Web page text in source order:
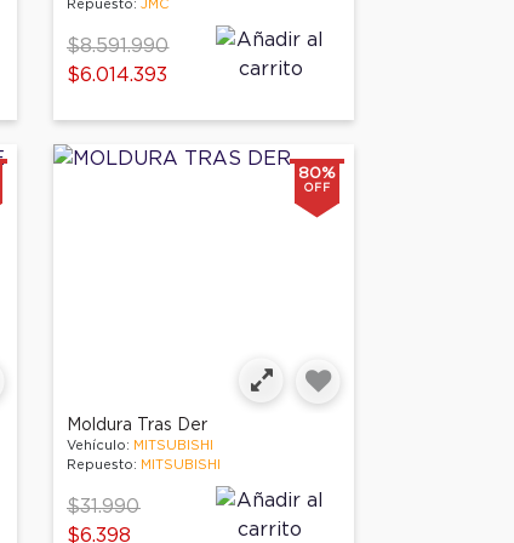
Repuesto:JMC
Price reduced from
$8.591.990
to
$6.014.393
80%
OFF
Moldura Tras Der
Vehículo: MITSUBISHI
Repuesto: MITSUBISHI
Price reduced from
$31.990to
$6.398